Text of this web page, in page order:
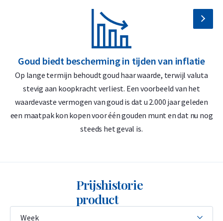
Terugkoopgarantie via Holland Gold
Ontwerp Hafner 50 gram goudbaar
Op de baar staan de producent C. Hafner, het gewicht 50
gram, de zuiverheid 999,9 en het baarnummer. Het
baarnummer correspondeert met het CertiCard-
echtheidscertificaat. Het certificaat van de C. Hafner 50 gram
casted en de minted variant. Deze 50 gram baar is de ‘minted'
variant. Dit betekent dat het goud geslagen is met een
stempel. U kunt ook kiezen voor de 50 gram 'casted' variant.
Goud biedt bescherming in tijden van inflatie
Op lange termijn behoudt goud haar waarde, terwijl valuta
stevig aan koopkracht verliest. Een voorbeeld van het
waardevaste vermogen van goud is dat u 2.000 jaar geleden
een maatpak kon kopen voor één gouden munt en dat nu nog
steeds het geval is.
Prijshistorie
product